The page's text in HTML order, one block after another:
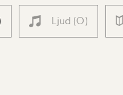
Ljud (0)